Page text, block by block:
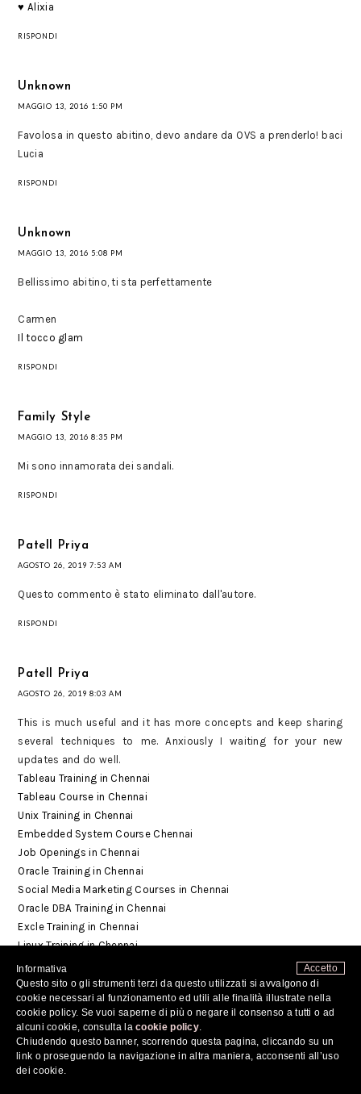
♥ Alixia
RISPONDI
Unknown
MAGGIO 13, 2016 1:50 PM
Favolosa in questo abitino, devo andare da OVS a prenderlo! baci
Lucia
RISPONDI
Unknown
MAGGIO 13, 2016 5:08 PM
Bellissimo abitino, ti sta perfettamente
Carmen
Il tocco glam
RISPONDI
Family Style
MAGGIO 13, 2016 8:35 PM
Mi sono innamorata dei sandali.
RISPONDI
Patell Priya
AGOSTO 26, 2019 7:53 AM
Questo commento è stato eliminato dall'autore.
RISPONDI
Patell Priya
AGOSTO 26, 2019 8:03 AM
This is much useful and it has more concepts and keep sharing
several techniques to me. Anxiously I waiting for your new
updates and do well.
Tableau Training in Chennai
Tableau Course in Chennai
Unix Training in Chennai
Embedded System Course Chennai
Job Openings in Chennai
Oracle Training in Chennai
Social Media Marketing Courses in Chennai
Oracle DBA Training in Chennai
Excle Training in Chennai
Linux Training in Chennai
RISPONDI
sasi
AGOSTO 27, 2019 10:17 AM
Accetto
Informativa
Questo sito o gli strumenti terzi da questo utilizzati si avvalgono di
cookie necessari al funzionamento ed utili alle finalità illustrate nella
cookie policy. Se vuoi saperne di più o negare il consenso a tutti o ad
alcuni cookie, consulta lacookie policy.
Chiudendo questo banner, scorrendo questa pagina, cliccando su un
link o proseguendo la navigazione in altra maniera, acconsenti all’uso
dei cookie.